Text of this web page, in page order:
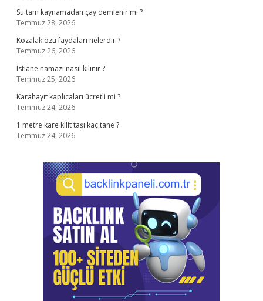
Su tam kaynamadan çay demlenir mi ?
Temmuz 28, 2026
Kozalak özü faydaları nelerdir ?
Temmuz 26, 2026
Istiane namazı nasıl kılınır ?
Temmuz 25, 2026
Karahayıt kaplıcaları ücretli mi ?
Temmuz 24, 2026
1 metre kare kilit taşı kaç tane ?
Temmuz 24, 2026